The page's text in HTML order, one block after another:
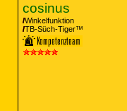
cosinus
Winkelfunktion
TB-Süch-Tiger™